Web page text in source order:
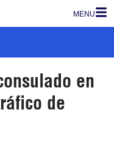
MENU
en
de